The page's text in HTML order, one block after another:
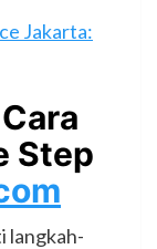
Jakarta:
Step
langkah-